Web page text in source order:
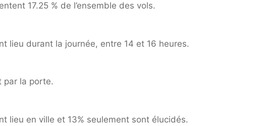
17.25 % de l’ensemble des vols.
lieu durant la journée, entre 14 et 16 heures.
par la porte.
lieu en ville et 13% seulement sont élucidés.